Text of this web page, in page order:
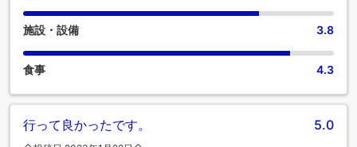
施設・設備 3.8
食事 4.3
行って良かったです。 5.0